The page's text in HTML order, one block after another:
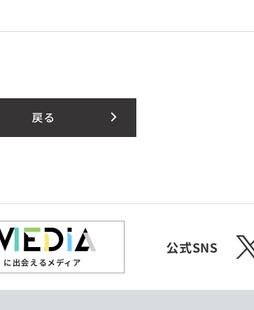
戻る
に出会えるメディア
公式SNS X